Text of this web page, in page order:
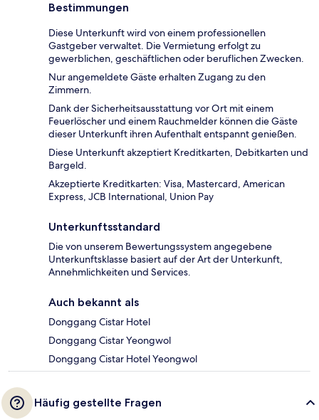
Bestimmungen
Diese Unterkunft wird von einem professionellen
Gastgeber verwaltet. Die Vermietung erfolgt zu
gewerblichen, geschäftlichen oder beruflichen Zwecken.
Nur angemeldete Gäste erhalten Zugang zu den
Zimmern.
Dank der Sicherheitsausstattung vor Ort mit einem
Feuerlöscher und einem Rauchmelder können die Gäste
dieser Unterkunft ihren Aufenthalt entspannt genießen.
Diese Unterkunft akzeptiert Kreditkarten, Debitkarten und
Bargeld.
Akzeptierte Kreditkarten: Visa, Mastercard, American
Express, JCB International, Union Pay
Unterkunftsstandard
Die von unserem Bewertungssystem angegebene
Unterkunftsklasse basiert auf der Art der Unterkunft,
Annehmlichkeiten und Services.
Auch bekannt als
Donggang Cistar Hotel
Donggang Cistar Yeongwol
Donggang Cistar Hotel Yeongwol
Häufig gestellte Fragen